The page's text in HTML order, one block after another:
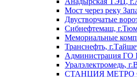
Мост через реку
Двустворчатые
Сибнефтемаш,
Мемориальные
Транснефть,
Администрация ГО
Уралэлектромедь,
СТАНЦИЯ МЕТРО